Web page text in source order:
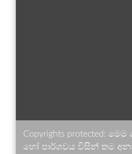
Copyrights protected:
හෝ පාර්ශවය විසින් තම